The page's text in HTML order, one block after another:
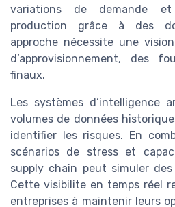
variations de demande
production grâce à des
approche nécessite une
d’approvisionnement, des
finaux.
Les systèmes d’intelligence
volumes de données
identifier les risques. En
scénarios de stress et
supply chain peut simuler
Cette visibilite en temps réel
entreprises à maintenir leurs